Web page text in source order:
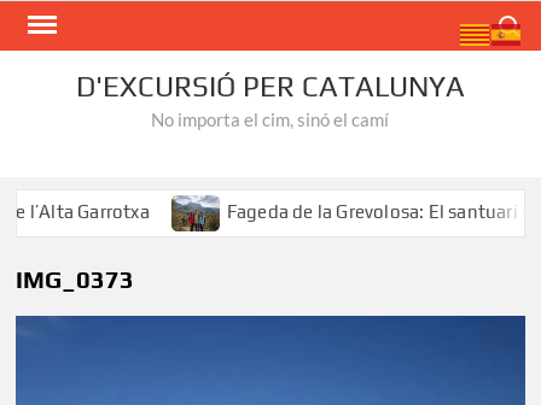
Skip
D'EXCURSIÓ PER CATALUNYA
No importa el cim, sinó el camí
Garrotxa Fageda de la Grevolosa: El santuari dels
IMG_0373